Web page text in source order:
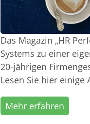
Das Magazin „HR
Systems zu einer
20-jährigen
Lesen Sie hier einige
Mehr erfahren